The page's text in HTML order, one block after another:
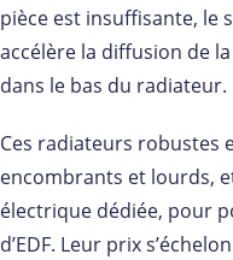
pièce est insuffisante, le
accélère la diffusion de
dans le bas du radiateur.
Ces radiateurs robustes
encombrants et lourds,
électrique dédiée, pour
d’EDF. Leur prix